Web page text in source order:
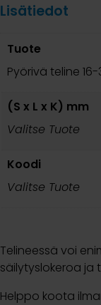
Lisätiedot
Tuote
Pyörivä teline
(S x L x K) mm
Valitse Tuote
Koodi
Valitse Tuote
Telineessä voi
säilytyslokeroa ja
Helppo koota